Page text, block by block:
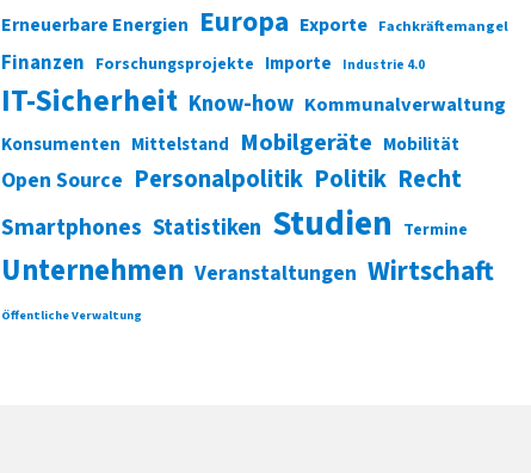
Erneuerbare Energien Europa Exporte Fachkräftemangel
Finanzen Forschungsprojekte Importe Industrie 4.0
IT-Sicherheit Know-how Kommunalverwaltung
Konsumenten Mittelstand Mobilgeräte Mobilität
Open Source Personalpolitik Politik Recht
Smartphones Statistiken Studien Termine
Unternehmen Veranstaltungen Wirtschaft
Öffentliche Verwaltung